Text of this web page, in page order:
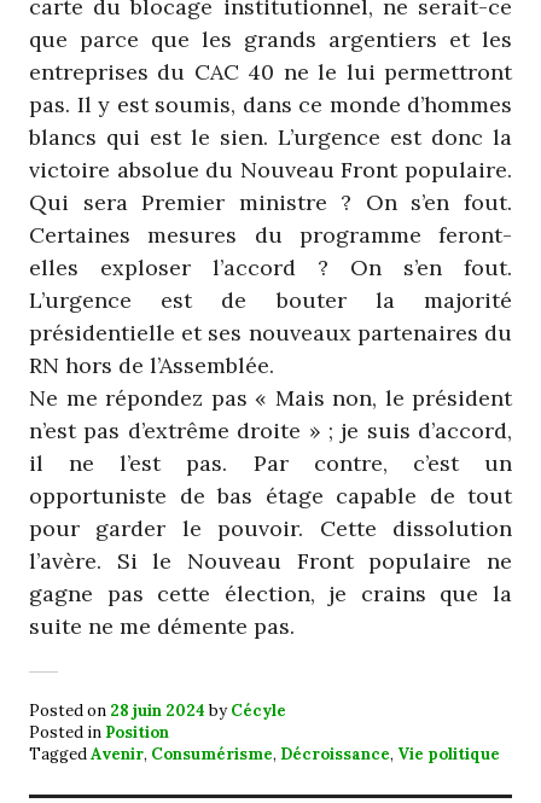
carte du blocage institutionnel, ne serait-ce
que parce que les grands argentiers et les
entreprises du CAC 40 ne le lui permettront
pas. Il y est soumis, dans ce monde d’hommes
blancs qui est le sien. L’urgence est donc la
victoire absolue du Nouveau Front populaire.
Qui sera Premier ministre ? On s’en fout.
Certaines mesures du programme feront-
elles exploser l’accord ? On s’en fout.
L’urgence est de bouter la majorité
présidentielle et ses nouveaux partenaires du
RN hors de l’Assemblée.
Ne me répondez pas « Mais non, le président
n’est pas d’extrême droite » ; je suis d’accord,
il ne l’est pas. Par contre, c’est un
opportuniste de bas étage capable de tout
pour garder le pouvoir. Cette dissolution
l’avère. Si le Nouveau Front populaire ne
gagne pas cette élection, je crains que la
suite ne me démente pas.
Posted on 28 juin 2024 byCécyle
Posted in Position
TaggedAvenir, Consumérisme, Décroissance, Vie politique